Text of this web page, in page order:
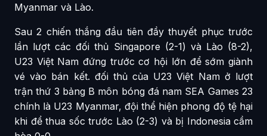
Myanmar và Lào.
Sau 2 chiến thắng đầu tiên đầy thuyết phục trước
lần lượt các đối thủ Singapore (2-1) và Lào (8-2),
U23 Việt Nam đứng trước cơ hội lớn để sớm giành
vé vào bán kết. đối thủ của U23 Việt Nam ở lượt
trận thứ 3 bảng B môn bóng đá nam SEA Games 23
chính là U23 Myanmar, đội thể hiện phong độ tệ hại
khi để thua sốc trước Lào (2-3) và bị Indonesia cầm